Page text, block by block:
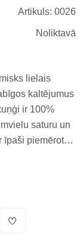
Artikuls: 0026
Noliktavā
lielais
kaltējumus
ir 100%
saturu un
īpaši piemērots
ikdienas